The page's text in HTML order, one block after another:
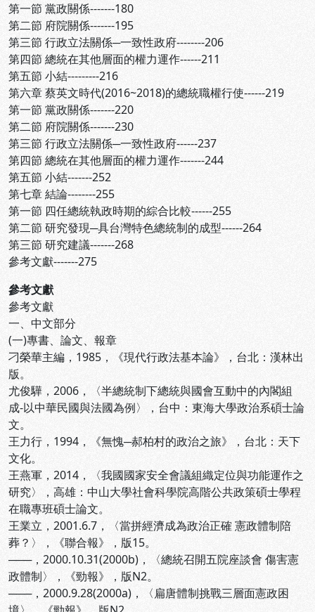
第一節 黨政關係-------180
第二節 府院關係-------195
第三節 行政立法關係─一致性政府--------206
第四節 總統在其他層面的權力運作------211
第五節 小結---------216
第六章 蔡英文時代(2016~2018)的總統職權行使------219
第一節 黨政關係-------220
第二節 府院關係-------230
第三節 行政立法關係─一致性政府------237
第四節 總統在其他層面的權力運作-------244
第五節 小結-------252
第七章 結論--------255
第一節 四任總統執政時期的綜合比較------255
第二節 研究發現─具台灣特色總統制的成型------264
第三節 研究建議-------268
參考文獻-------275
參考文獻
參考文獻
一、中文部分
(一)專書、論文、報章
刁榮華主編，1985，《現代行政法基本論》，台北：漢林出
版。
尤俊驊，2006，〈半總統制下總統與國會互動中的內閣組
成-以中華民國與法國為例〉，台中：東海大學政治系碩士論
文。
王力行，1994，《無愧─郝柏村的政治之旅》，台北：天下
文化。
王燕軍，2014，〈我國國家安全會議組織定位與功能運作之
研究〉，高雄：中山大學社會科學院高階公共政策碩士學程
在職專班碩士論文。
王業立，2001.6.7，〈當拼經濟成為政治正確 憲政體制陪
葬？〉，《聯合報》，版15。
───，2000.10.31(2000b)，〈總統召開五院座談會 傷害憲
政體制〉，《勁報》，版N2。
───，2000.9.28(2000a)，〈扁唐體制挑戰三層面憲政困